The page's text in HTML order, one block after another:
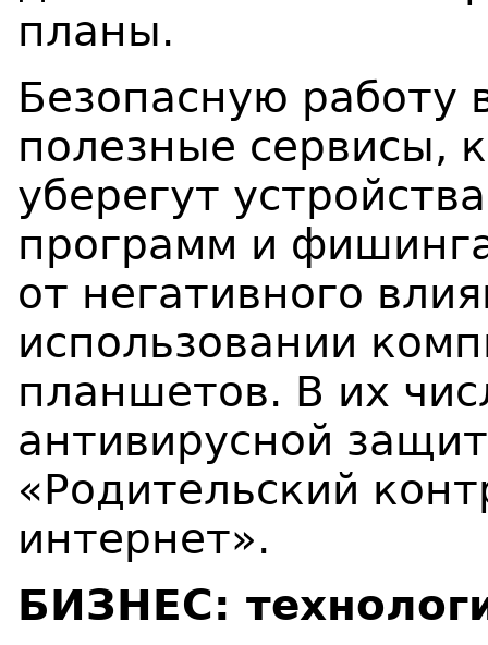
планы.
Безопасную работу
полезные сервисы,
уберегут
программ и
от негативного
использовании
планшетов. В их
антивирусной
«Родительский
интернет».
БИЗНЕС: